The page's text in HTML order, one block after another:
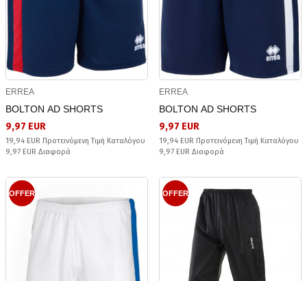
ERREA
BOLTON AD SHORTS
9,97 EUR
19,94 EUR Προτεινόμενη Τιμή Καταλόγου
9,97 EUR Διαφορά
ERREA
BOLTON AD SHORTS
9,97 EUR
19,94 EUR Προτεινόμενη Τιμή Καταλόγου
9,97 EUR Διαφορά
OFFER OFFER